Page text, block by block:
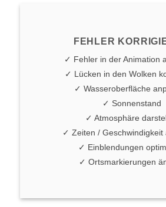
FEHLER
✓ Fehler in der Animation
✓ Lücken in den Wolken
✓ Wasseroberfläche
✓ Sonnenstand
✓ Atmosphäre
✓ Zeiten / Geschwindigkeit
✓ Einblendungen
✓ Ortsmarkierungen